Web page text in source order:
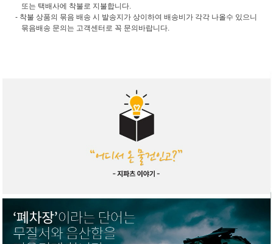
또는 택배사에 착불로 지불합니다.
- 착불 상품의 묶음 배송 시 발송지가 상이하여 배송비가 각각 나올수 있으니
묶음배송 문의는 고객센터로 꼭 문의바랍니다.